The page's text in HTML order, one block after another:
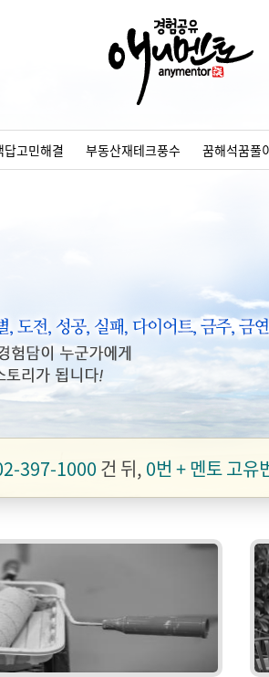
답고민해결 부동산재테크풍수 꿈해석꿈풀
397-1000 건 뒤, 0번 + 멘토 고유